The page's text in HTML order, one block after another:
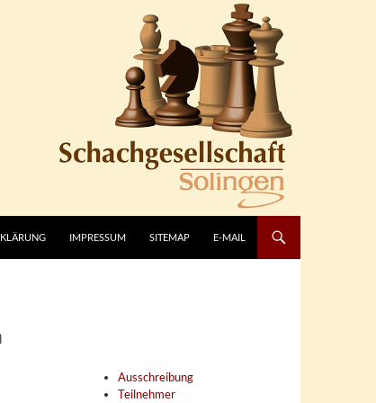
IMPRESSUM SITEMAP E-MAIL
Ausschreibung
Teilnehmer